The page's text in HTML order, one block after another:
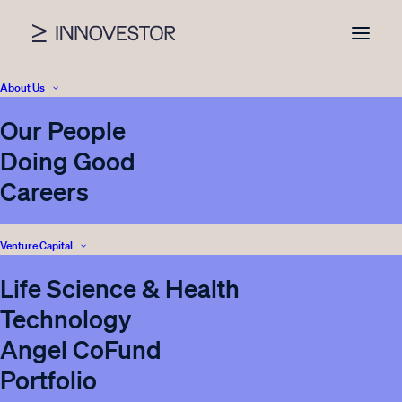
About Us
Our People
Doing Good
Careers
Venture Capital
Life Science & Health
Technology
Angel CoFund
Portfolio
EEE Innovations Oy
valjastaa raskaan
liikenteen ajoneuvot
liikkuviksi